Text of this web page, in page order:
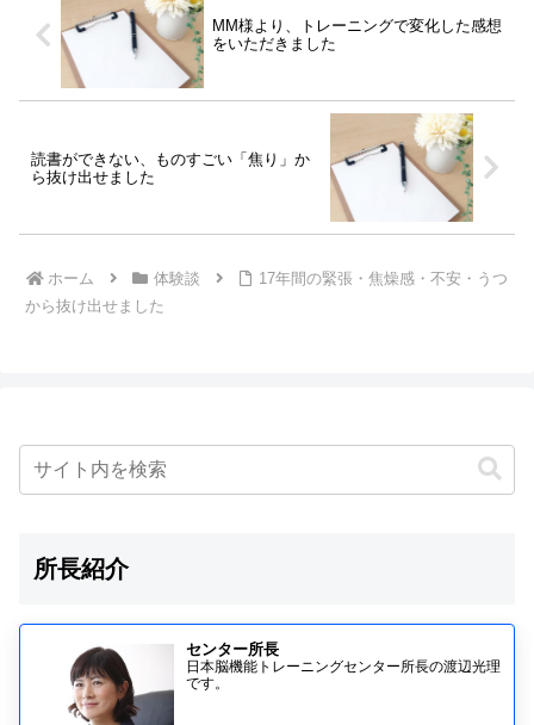
MM様より、トレーニングで変化した感想
をいただきました
読書ができない、ものすごい「焦り」か
ら抜け出せました
ホーム 体験談
17年間の緊張・焦燥感・不安・うつ
から抜け出せました
所長紹介
センター所長
日本脳機能トレーニングセンター所長の渡辺光理
です。